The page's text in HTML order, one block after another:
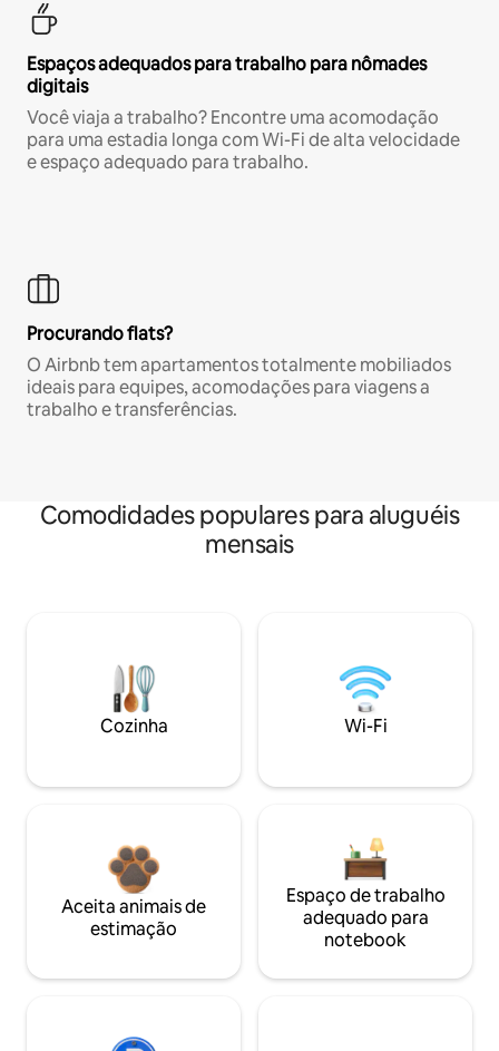
Espaços adequados para trabalho para nômades
digitais
Você viaja a trabalho? Encontre uma acomodação
para uma estadia longa com Wi-Fi de alta velocidade
e espaço adequado para trabalho.
Procurando flats?
O Airbnb tem apartamentos totalmente mobiliados
ideais para equipes, acomodações para viagens a
trabalho e transferências.
Comodidades populares para aluguéis
mensais
Cozinha Wi-Fi
Aceita animais de
estimação
Espaço de trabalho
adequado para
notebook